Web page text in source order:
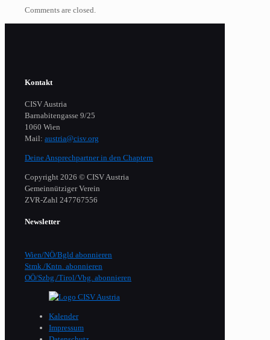
Comments are closed.
Kontakt
CISV Austria
Barnabitengasse 9/25
1060 Wien
Mail: austria@cisv.org
Deine Ansprechpartner in den Chaptern
Copyright 2026 © CISV Austria
Gemeinnütziger Verein
​ZVR-Zahl 247767556
Newsletter
Wien/NÖ/Bgld abonnieren
Stmk./Kntn. abonnieren
OÖ/Szbg./Tirol/Vbg. abonnieren
Kalender
Impressum